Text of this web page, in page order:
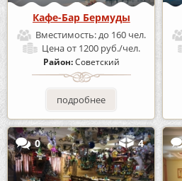
Кафе-Бар Бермуды
Вместимость:до 160 чел.
Ценаот 1200 руб./чел.
Район:Советский
подробнее
0 4